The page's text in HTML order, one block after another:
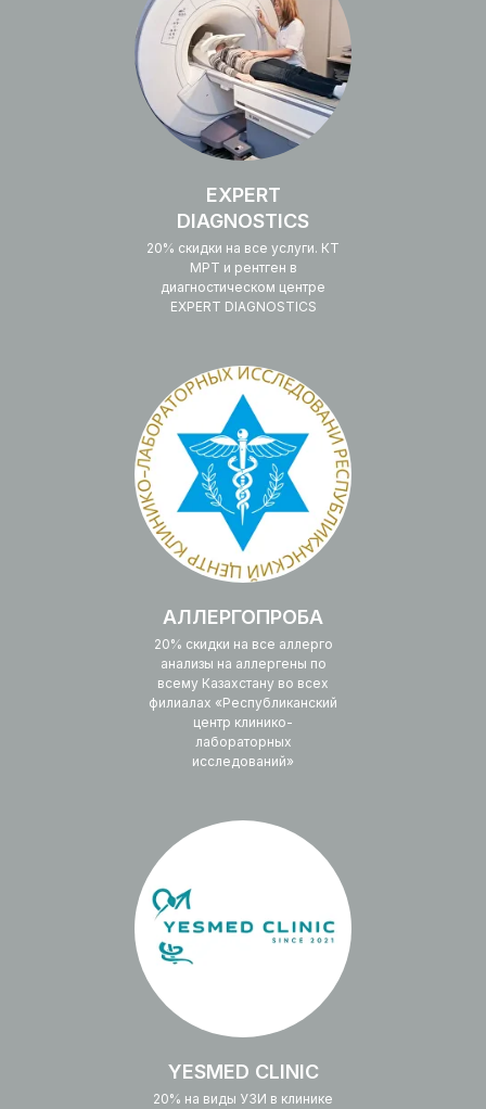
EXPERT
DIAGNOSTICS
20% скидки на все услуги. КТ
МРТ и рентген в
диагностическом центре
EXPERT DIAGNOSTICS
АЛЛЕРГОПРОБА
20% скидки на все аллерго
анализы на аллергены по
всему Казахстану во всех
филиалах «Республиканский
центр клинико-
лабораторных
исследований»
YESMED CLINIC
20% на виды УЗИ в клинике